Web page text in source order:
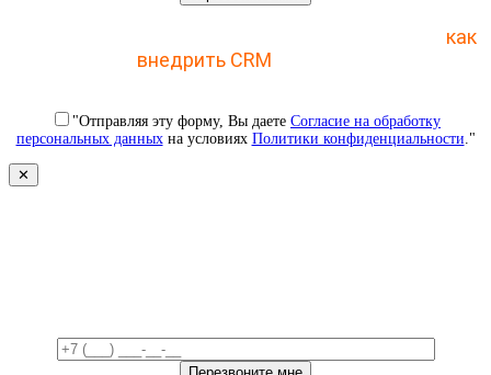
как
внедрить CRM
"Отправляя эту форму, Вы даете Согласие на обработку
персональных данныхна условиях Политики конфиденциальности ."
✕